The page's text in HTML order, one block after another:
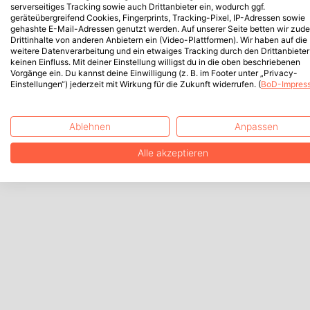
serverseitiges Tracking sowie auch Drittanbieter ein, wodurch ggf.
geräteübergreifend Cookies, Fingerprints, Tracking-Pixel, IP-Adressen sowie
gehashte E-Mail-Adressen genutzt werden. Auf unserer Seite betten wir
Drittinhalte von anderen Anbietern ein (Video-Plattformen). Wir haben auf die
weitere Datenverarbeitung und ein etwaiges Tracking durch den Drittanbieter
keinen Einfluss. Mit deiner Einstellung willigst du in die oben beschriebenen
Vorgänge ein. Du kannst deine Einwilligung (z. B. im Footer unter „Privacy-
Einstellungen“) jederzeit mit Wirkung für die Zukunft widerrufen. (BoD-
Ablehnen Anpassen
Alle akzeptieren